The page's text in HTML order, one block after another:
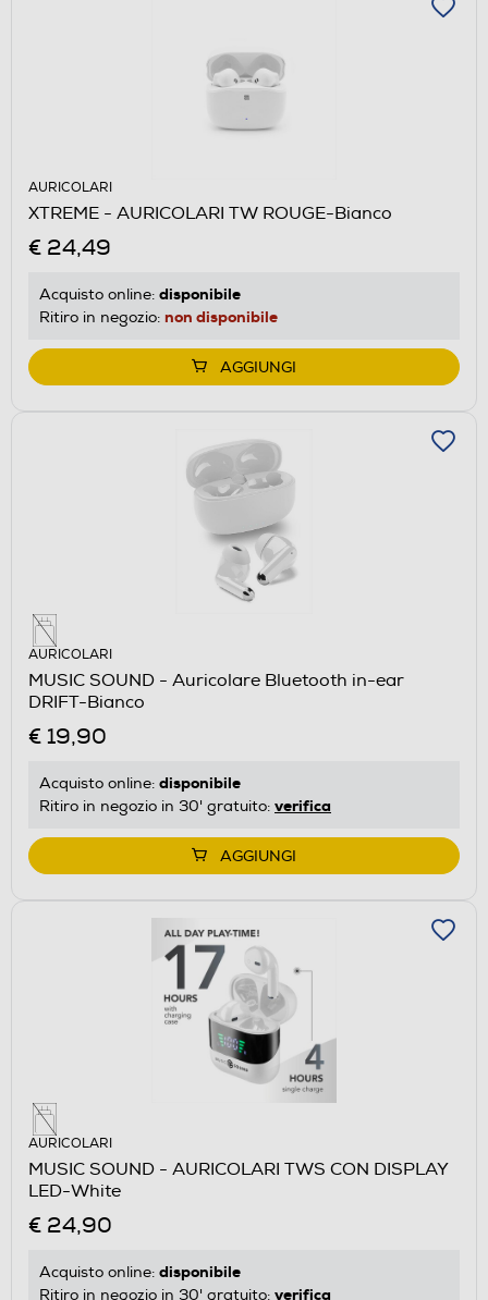
AURICOLARI
XTREME - AURICOLARI TW ROUGE-Bianco
€ 24,49
Acquisto online: disponibile
Ritiro in negozio: non disponibile
AGGIUNGI
AURICOLARI
MUSIC SOUND - Auricolare Bluetooth in-ear
DRIFT-Bianco
€ 19,90
Acquisto online: disponibile
Ritiro in negozio in 30' gratuito: verifica
AGGIUNGI
AURICOLARI
MUSIC SOUND - AURICOLARI TWS CON DISPLAY
LED-White
€ 24,90
Acquisto online: disponibile
Ritiro in negozio in 30' gratuito: verifica